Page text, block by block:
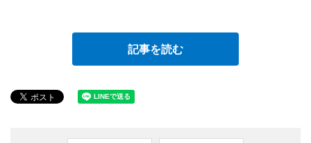
記事を読む